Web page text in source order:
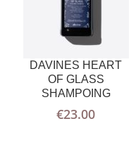
DAVINES HEART
OF GLASS
SHAMPOING
€23.00
AJOUTER
AU PANIER
PLUS
D'INFOS